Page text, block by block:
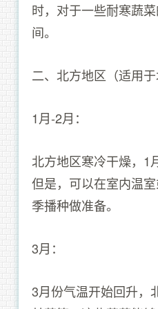
时，对于一些耐寒蔬
间。
二、北方地区（适用
1月-2月：
北方地区寒冷干燥，1
但是，可以在室内温
季播种做准备。
3月：
3月份气温开始回升，